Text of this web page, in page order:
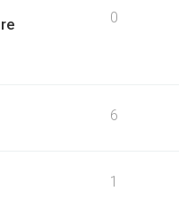
0
6
1